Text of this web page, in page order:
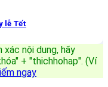
lễ Tết
xác nội dung, hãy
+ "thichhohap". (Ví
ngay